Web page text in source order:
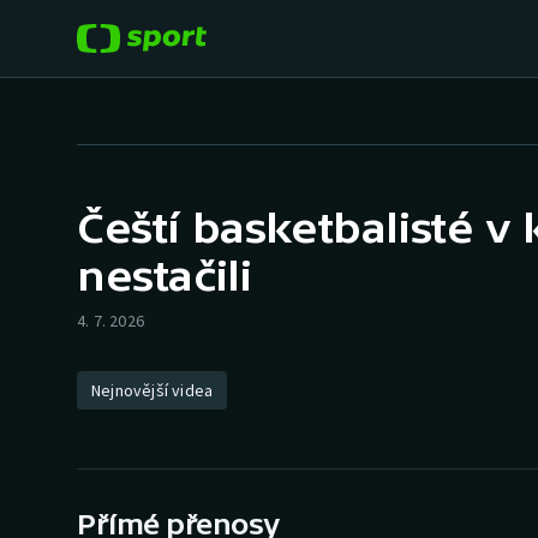
Hokej
Tenis
Cyklistika
Baseball a softbal
Čeští basketbalisté v
nestačili
4. 7. 2026
Nejnovější videa
Přímé přenosy